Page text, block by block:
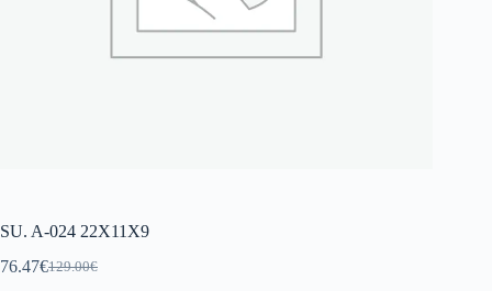
SU. A-024 22X11X9
129.00€
76.47€